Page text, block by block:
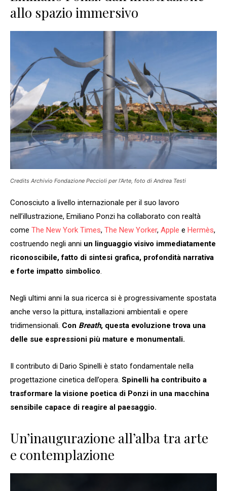
allo spazio immersivo
Credits Archivio Fondazione Peccioli per l’Arte, foto di Andrea Testi
Conosciuto a livello internazionale per il suo lavoro
nell’illustrazione, Emiliano Ponzi ha collaborato con realtà
come The New York Times, The New Yorker, Apple e Hermès,
costruendo negli anni un linguaggio visivo immediatamente
riconoscibile, fatto di sintesi grafica, profondità narrativa
e forte impatto simbolico.
Negli ultimi anni la sua ricerca si è progressivamente spostata
anche verso la pittura, installazioni ambientali e opere
tridimensionali. Con Breath, questa evoluzione trova una
delle sue espressioni più mature e monumentali.
Il contributo di Dario Spinelli è stato fondamentale nella
progettazione cinetica dell’opera. Spinelli ha contribuito a
trasformare la visione poetica di Ponzi in una macchina
sensibile capace di reagire al paesaggio.
Un’inaugurazione all’alba tra arte
e contemplazione